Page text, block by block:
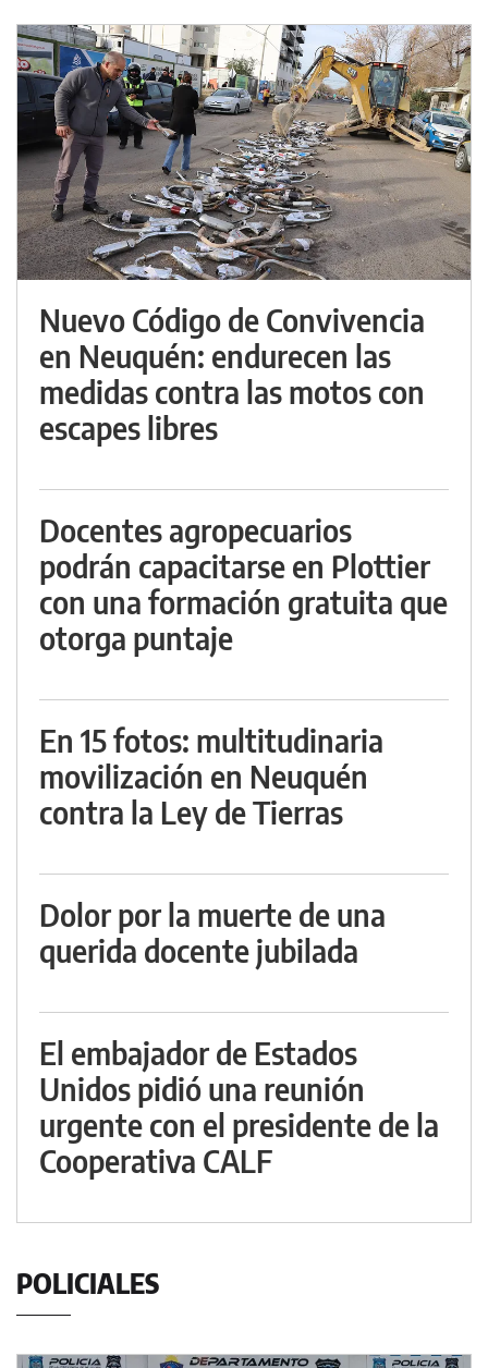
Nuevo Código de Convivencia
en Neuquén: endurecen las
medidas contra las motos con
escapes libres
Docentes agropecuarios
podrán capacitarse en Plottier
con una formación gratuita que
otorga puntaje
En 15 fotos: multitudinaria
movilización en Neuquén
contra la Ley de Tierras
Dolor por la muerte de una
querida docente jubilada
El embajador de Estados
Unidos pidió una reunión
urgente con el presidente de la
Cooperativa CALF
POLICIALES